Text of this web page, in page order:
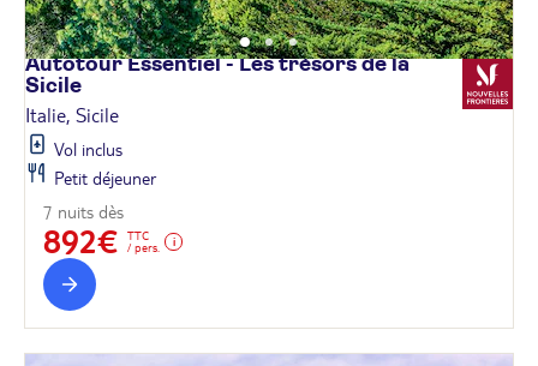
Autotour Essentiel - Les trésors de la
Sicile
Italie, Sicile
Vol inclus
Petit déjeuner
7 nuits dès
892€
TTC
/ pers.